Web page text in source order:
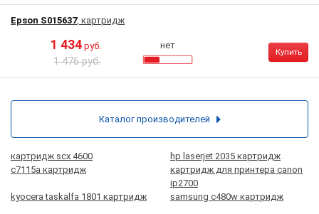
Epson S015637, картридж
1 434 руб.
1 476 руб.
нет
Купить
картридж scx 4600
hp laserjet 2035 картридж
c7115a картридж
картридж для принтера canon
ip2700
kyocera taskalfa 1801 картридж
samsung c480w картридж